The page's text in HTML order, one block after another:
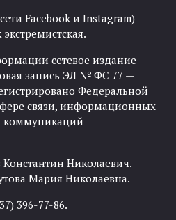
Facebook и Instagram)
сетевое издание
запись ЭЛ № ФС 77 —
Федеральной
связи, информационных
коммуникаций
Николаевич.
Мария Николаевна.
396-77-86.